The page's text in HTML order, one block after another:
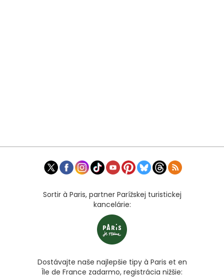
Sortir à Paris, partner Parížskej turistickej
kancelárie:
Dostávajte naše najlepšie tipy à Paris et en
Île de France zadarmo, registrácia nižšie: